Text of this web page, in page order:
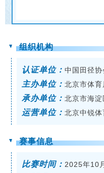
组织机构
认证单位： 中国田径协
主办单位： 北京市体
承办单位： 北京市海淀
运营单位： 北京中锐体
赛事信息
比赛时间： 2025年10